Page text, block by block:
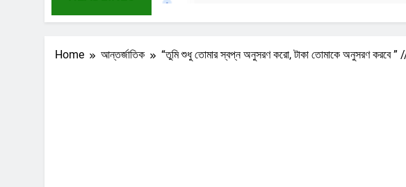
Home আন্তর্জাতিক “তুমি শুধু তোমার স্বপ্ন অনুসরণ করো, টাকা তোমাকে অনুসরণ করবে ”